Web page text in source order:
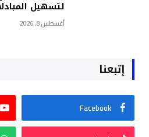
لتسهيل
أغسطس 8, 2026
إتبعنا
Facebook